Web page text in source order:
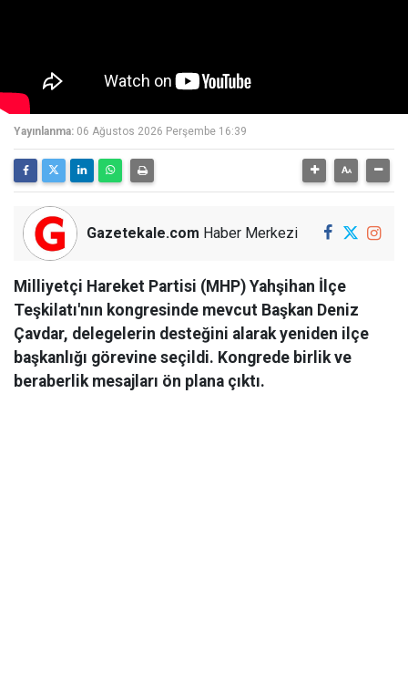
Yayınlanma: 06 Ağustos 2026 Perşembe 16:39
Gazetekale.com Haber Merkezi
Milliyetçi Hareket Partisi (MHP) Yahşihan İlçe
Teşkilatı'nın kongresinde mevcut Başkan Deniz
Çavdar, delegelerin desteğini alarak yeniden ilçe
başkanlığı görevine seçildi. Kongrede birlik ve
beraberlik mesajları ön plana çıktı.